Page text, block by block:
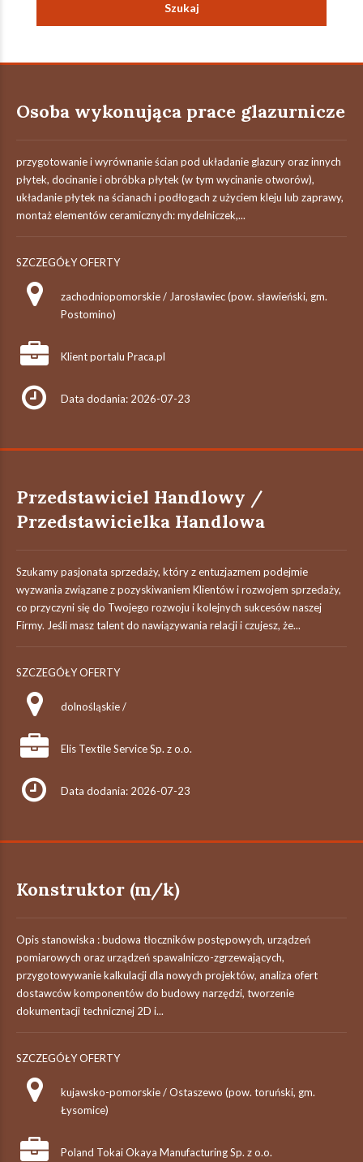
Osoba wykonująca prace glazurnicze
przygotowanie i wyrównanie ścian pod układanie glazury oraz innych
płytek, docinanie i obróbka płytek (w tym wycinanie otworów),
układanie płytek na ścianach i podłogach z użyciem kleju lub zaprawy,
montaż elementów ceramicznych: mydelniczek,...
SZCZEGÓŁY OFERTY
zachodniopomorskie / Jarosławiec (pow. sławieński, gm.
Postomino)
Klient portalu Praca.pl
Data dodania: 2026-07-23
Przedstawiciel Handlowy /
Przedstawicielka Handlowa
Szukamy pasjonata sprzedaży, który z entuzjazmem podejmie
wyzwania związane z pozyskiwaniem Klientów i rozwojem sprzedaży,
co przyczyni się do Twojego rozwoju i kolejnych sukcesów naszej
Firmy. Jeśli masz talent do nawiązywania relacji i czujesz, że...
SZCZEGÓŁY OFERTY
dolnośląskie /
Elis Textile Service Sp. z o.o.
Data dodania: 2026-07-23
Konstruktor (m/k)
Opis stanowiska : budowa tłoczników postępowych, urządzeń
pomiarowych oraz urządzeń spawalniczo-zgrzewających,
przygotowywanie kalkulacji dla nowych projektów, analiza ofert
dostawców komponentów do budowy narzędzi, tworzenie
dokumentacji technicznej 2D i...
SZCZEGÓŁY OFERTY
kujawsko-pomorskie / Ostaszewo (pow. toruński, gm.
Łysomice)
Poland Tokai Okaya Manufacturing Sp. z o.o.